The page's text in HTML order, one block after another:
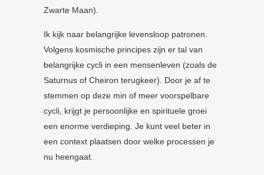
Zwarte Maan).
Ik kijk naar belangrijke levensloop patronen.
Volgens kosmische principes zijn er tal van
belangrijke cycli in een mensenleven (zoals de
Saturnus of Cheiron terugkeer). Door je af te
stemmen op deze min of meer voorspelbare
cycli, krijgt je persoonlijke en spirituele groei
een enorme verdieping. Je kunt veel beter in
een context plaatsen door welke processen je
nu heengaat.